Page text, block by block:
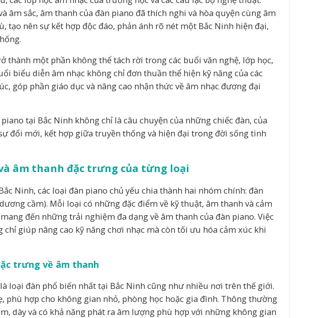
âm sắc, âm thanh của đàn piano đã thích nghi và hòa quyện cùng âm
tạo nên sự kết hợp độc đáo, phản ánh rõ nét một Bắc Ninh hiện đại,
thành một phần không thể tách rời trong các buổi văn nghệ, lớp học,
biểu diễn âm nhạc không chỉ đơn thuần thể hiện kỹ năng của các
góp phần giáo dục và nâng cao nhận thức về âm nhạc đương đại
tại Bắc Ninh không chỉ là câu chuyện của những chiếc đàn, của
đổi mới, kết hợp giữa truyền thống và hiện đại trong đời sống tinh
âm thanh đặc trưng của từng loại
Ninh, các loại đàn piano chủ yếu chia thành hai nhóm chính: đàn
cầm). Mỗi loại có những đặc điểm về kỹ thuật, âm thanh và cảm
đến những trải nghiệm đa dạng về âm thanh của đàn piano. Việc
giúp nâng cao kỹ năng chơi nhạc mà còn tối ưu hóa cảm xúc khi
trưng về âm thanh
loại đàn phổ biến nhất tại Bắc Ninh cũng như nhiều nơi trên thế giới.
phù hợp cho không gian nhỏ, phòng học hoặc gia đình. Thông thường
dày và có khả năng phát ra âm lượng phù hợp với những không gian